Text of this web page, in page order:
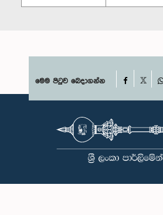
මෙම පිටුව බෙදාගන්න Facebook